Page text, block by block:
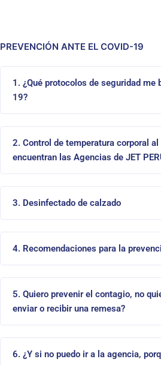
PREVENCIÓN ANTE EL COVID-19
1. ¿Qué protocolos de seguridad me
19?
2. Control de temperatura corporal
encuentran las Agencias de JET
3. Desinfectado de calzado
4. Recomendaciones para la
5. Quiero prevenir el contagio, no
enviar o recibir una remesa?
6. ¿Y si no puedo ir a la agencia,